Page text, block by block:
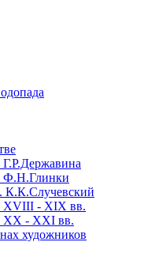
Ф.Н.Глинки
К.К.Случевский
XVIII - XIX вв.
XX - XXI вв.
художников